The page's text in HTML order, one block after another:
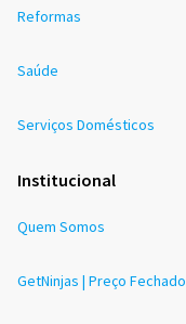
Reformas
Saúde
Serviços Domésticos
Institucional
Quem Somos
GetNinjas | Preço Fechado